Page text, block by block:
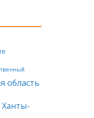
область
Ханты-